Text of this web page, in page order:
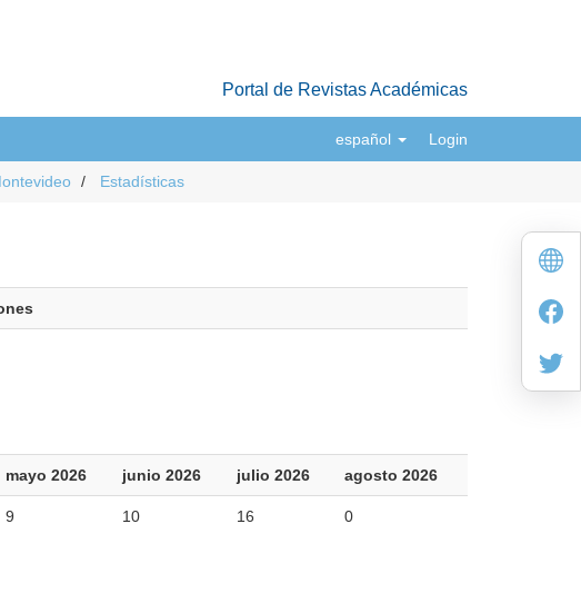
Portal de Revistas Académicas
español Login
Estadísticas
mayo 2026 junio 2026 julio 2026 agosto 2026
9 10 16 0